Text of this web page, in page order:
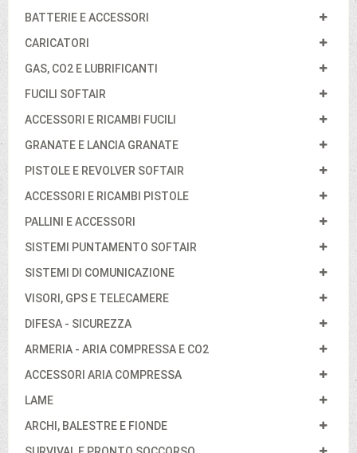
BATTERIE E ACCESSORI
CARICATORI
GAS, CO2 E LUBRIFICANTI
FUCILI SOFTAIR
ACCESSORI E RICAMBI FUCILI
GRANATE E LANCIA GRANATE
PISTOLE E REVOLVER SOFTAIR
ACCESSORI E RICAMBI PISTOLE
PALLINI E ACCESSORI
SISTEMI PUNTAMENTO SOFTAIR
SISTEMI DI COMUNICAZIONE
VISORI, GPS E TELECAMERE
DIFESA - SICUREZZA
ARMERIA - ARIA COMPRESSA E CO2
ACCESSORI ARIA COMPRESSA
LAME
ARCHI, BALESTRE E FIONDE